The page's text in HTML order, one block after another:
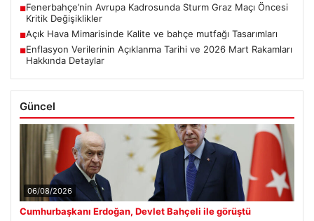
■Fenerbahçe’nin Avrupa Kadrosunda Sturm Graz Maçı Öncesi
Kritik Değişiklikler
■Açık Hava Mimarisinde Kalite ve bahçe mutfağı Tasarımları
■Enflasyon Verilerinin Açıklanma Tarihi ve 2026 Mart Rakamları
Hakkında Detaylar
Güncel
06/08/2026
Cumhurbaşkanı Erdoğan, Devlet Bahçeli ile görüştü